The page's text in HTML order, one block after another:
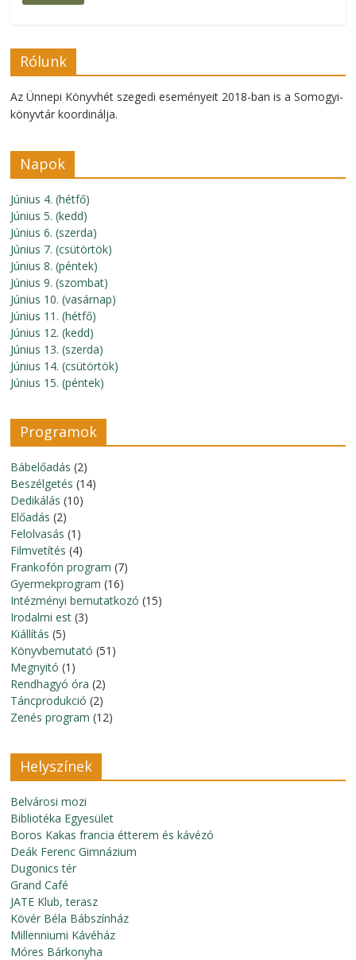
Rólunk
Az Ünnepi Könyvhét szegedi eseményeit 2018-ban is a Somogyi-
könyvtár koordinálja.
Napok
Június 4. (hétfő)
Június 5. (kedd)
Június 6. (szerda)
Június 7. (csütörtök)
Június 8. (péntek)
Június 9. (szombat)
Június 10. (vasárnap)
Június 11. (hétfő)
Június 12. (kedd)
Június 13. (szerda)
Június 14. (csütörtök)
Június 15. (péntek)
Programok
Bábelőadás (2)
Beszélgetés (14)
Dedikálás (10)
Előadás (2)
Felolvasás (1)
Filmvetítés (4)
Frankofón program (7)
Gyermekprogram (16)
Intézményi bemutatkozó (15)
Irodalmi est (3)
Kiállítás (5)
Könyvbemutató (51)
Megnyitó (1)
Rendhagyó óra (2)
Táncprodukció (2)
Zenés program (12)
Helyszínek
Belvárosi mozi
Bibliotéka Egyesület
Boros Kakas francia étterem és kávézó
Deák Ferenc Gimnázium
Dugonics tér
Grand Café
JATE Klub, terasz
Kövér Béla Bábszínház
Millenniumi Kávéház
Móres Bárkonyha